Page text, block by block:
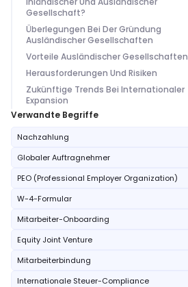
Gesellschaft?
Überlegungen Bei Der Gründung
Ausländischer Gesellschaften
Vorteile Ausländischer Gesellschaften
Herausforderungen Und Risiken
Zukünftige Trends Bei Internationaler
Expansion
Verwandte Begriffe
Nachzahlung
Globaler Auftragnehmer
PEO (Professional Employer Organization)
W-4-Formular
Mitarbeiter-Onboarding
Equity Joint Venture
Mitarbeiterbindung
Internationale Steuer-Compliance